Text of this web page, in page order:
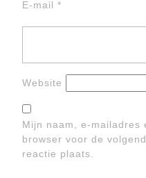
E-mail *
Website
Mijn naam, e-mailadres
browser voor de
reactie plaats.